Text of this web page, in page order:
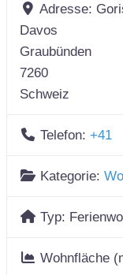
Adresse:
Davos
Graubünden
7260
Schweiz
Telefon:+41
Kategorie:
Typ:
Wohnfläche